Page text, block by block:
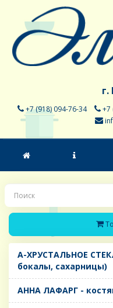
г.
+7 (918) 094-76-34 +7
A-ХРУСТАЛЬНОЕ
бокалы, сахарницы)
AHHA ЛАФАРГ -